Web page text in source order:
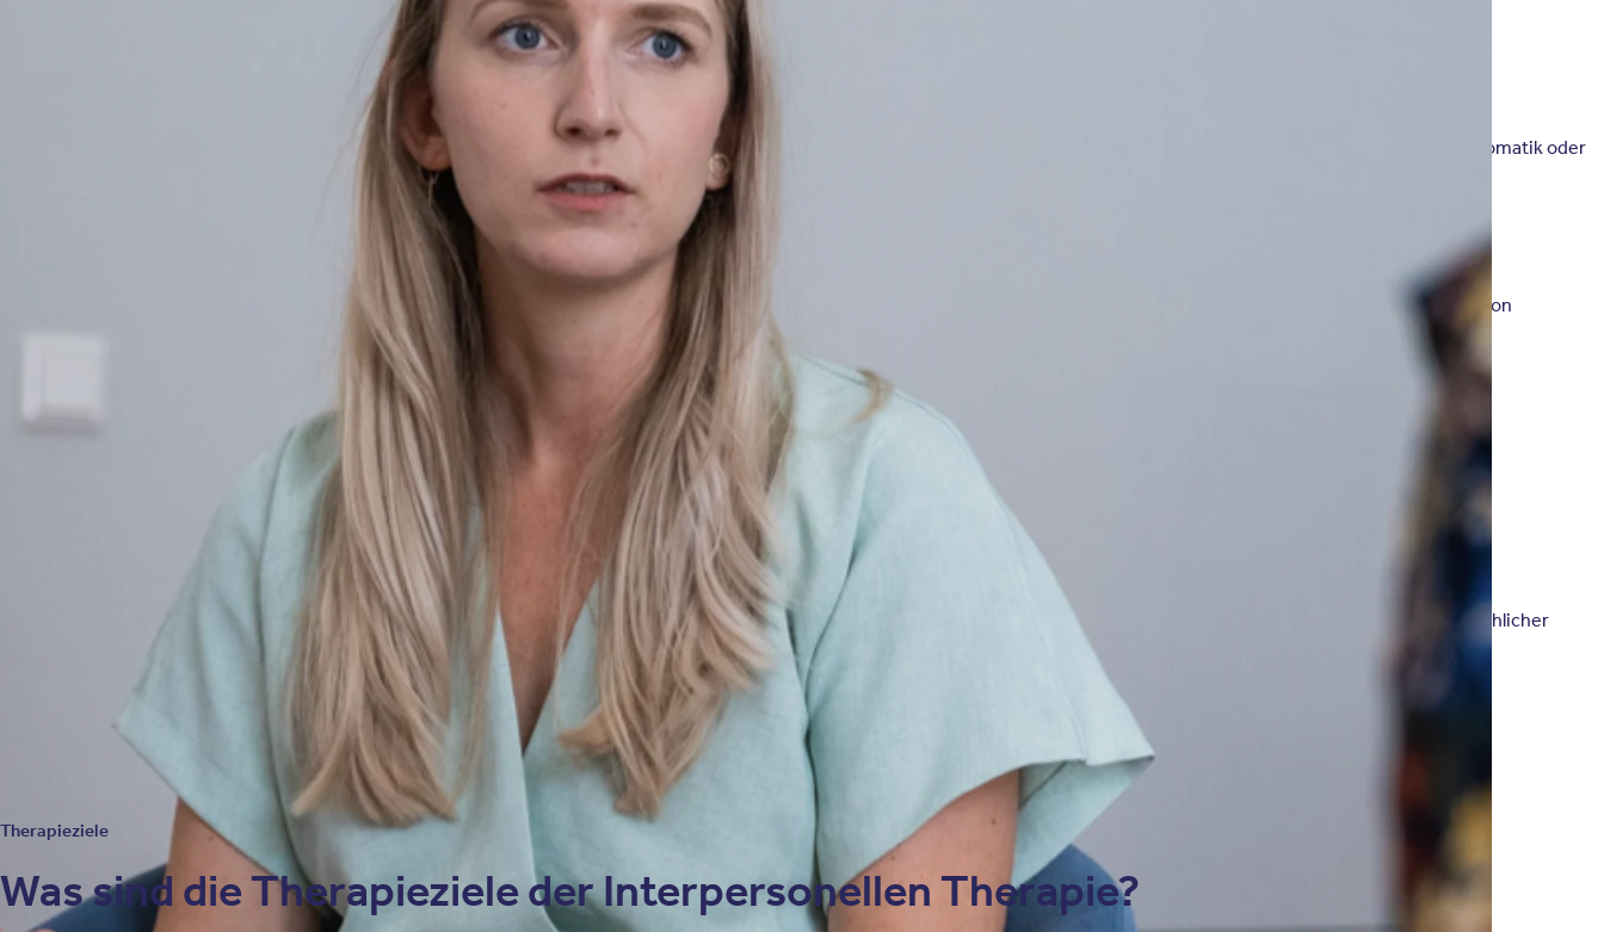
Die therapeutische Arbeit der IPT basiert auf der interpersonellen Theorie Sullivans und der Bindungstheorie Bowlbys. Sie setzt an den Lebensbezügen des Betroffenen an.
Durch korrigierende Erfahrungen und Einsichten werden interpersonelle Beziehungen oder deren Bewertung positiv verändert. Dies hilft bei der Bewältigung der aktuellen Symptomatik oder
Das Behandlungskonzept der IPT setzt gezielt an den aktuellen Lebensbezügen und Beziehungsaspekten der Patienten an. Diese Umstände können für das Auslösen der Depression
Einsatz von Kommunikationsanalysen
Die IPT greift effizient auf Kommunikationsanalysen zurück, um Muster in zwischenmenschlichen Interaktionen zu identifizieren. Sie nutzt auch Techniken aus anderen
Zu den angewandten Techniken gehören die Gefühlsaktualisierung zur Bearbeitung belastender Erlebnisse und Rollenspiele. Auch die Klärung sowie Aufarbeitung zwischenmenschlicher
Konfliktursachen sind zentrale Elemente.
Therapieziele
Was sind die Therapieziele der Interpersonellen Therapie?